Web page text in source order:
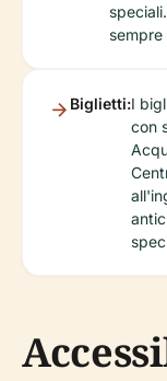
sempre
Biglietti:I
con